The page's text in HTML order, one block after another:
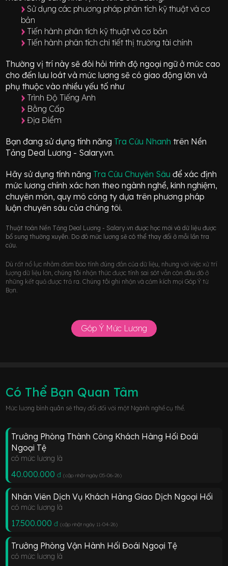
Sử dụng các phương pháp phân tích kỹ thuật và cơ
bản
Tiến hành phân tích kỹ thuật và cơ bản
Tiến hành phân tích chi tiết thị trường tài chính
Thường vị trí này sẽ đòi hỏi trình độ ngoại ngữ ở mứccao
cho đến lưu loát và mức lương sẽ có giao độnglớn và
phụ thuộc vào nhiều yếu tố như
Trình Độ Tiếng Anh
Bằng Cấp
Địa Điểm
Bạn đang sử dụng tính năng Tra Cứu Nhanh trên Nền
Tảng Deal Lương - Salary.vn.
Hãy sử dụng tính năng Tra Cứu Chuyên Sâuđể xác định
mức lương chính xác hơn theo ngành nghề, kinh nghiệm,
chuyên môn, quy mô công ty dựa trên phương pháp
luận chuyên sâu của chúng tôi.
Thuật toán Nền Tảng Deal Lương - Salary.vn được học mới và dữ liệu được
bổ sung thường xuyên. Do đó mức lương sẽ có thể thay đổi ở mỗi lần tra
cứu.
Dù rất nổ lực nhằm đảm bảo tính đúng đắn của dữ liệu, nhưng với việc xử trí
lượng dữ liệu lớn, chúng tôi nhận thức được tính sai sót vẫn còn đâu đó ở
những kết quả được trả ra. Chúng tôi ghi nhận và cảm kích mọi Góp Ý từ
Bạn.
Góp Ý Mức Lương
Có Thể Bạn Quan Tâm
Mức lương bình quân sẽ thay đổi đối với một Ngành nghề cụ thể.
Trưởng Phòng Thành Công Khách Hàng Hối Đoái
Ngoại Tệ
có mức lương là
40.000.000 đ (cập nhật ngày 05-06-26)
Nhân Viên Dịch Vụ Khách Hàng Giao Dịch Ngoại Hối
có mức lương là
17.500.000 đ (cập nhật ngày 11-04-26)
Trưởng Phòng Vận Hành Hối Đoái Ngoại Tệ
có mức lương là